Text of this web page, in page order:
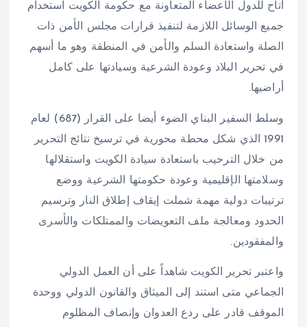
أتاح للدول الأعضاء المتعاونة مع حكومة الكويت استخدام
جميع الوسائل اللازمة لتنفيذ قرارات مجلس الأمن ذات
الصلة واستعادة السلم والأمن في المنطقة وهو ما أسهم
في تحرير البلاد وعودة الشرعية وسيادتها على كامل
أراضيها.
وسلط السفير البناي الضوء أيضا على القرار (687) لعام
1991 الذي شكل محطة محورية في ترسيخ نتائج التحرير
من خلال الترحيب باستعادة سيادة الكويت واستقلالها
وسلامتها الإقليمية وعودة حكومتها الشرعية ووضع
ترتيبات دولية مهمة شملت إيقاف إطلاق النار وترسيم
الحدود ومعالجة ملف التعويضات والممتلكات والأسرى
والمفقودين.
واعتبر تحرير الكويت شاهداً على أن العمل الدولي
الجماعي متى استند إلى الميثاق والقانون الدولي ووحدة
الموقف قادر على ردع العدوان وإنصاف المظلوم